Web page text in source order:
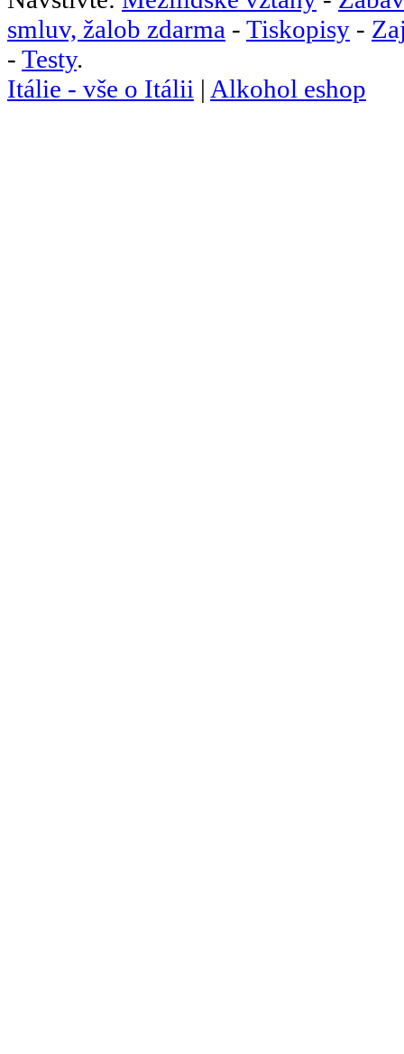
smluv, žalob zdarma - Tiskopisy -
- Testy.
Itálie - vše o Itálii | Alkohol eshop